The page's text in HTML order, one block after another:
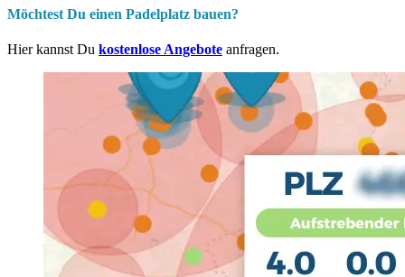
Möchtest Du einen Padelplatz bauen?
Hier kannst Du kostenlose Angebote anfragen.